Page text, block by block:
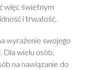
więc świetnym
i trwałość.
wyrażenie swojego
Dla wielu osób,
na nawiązanie do